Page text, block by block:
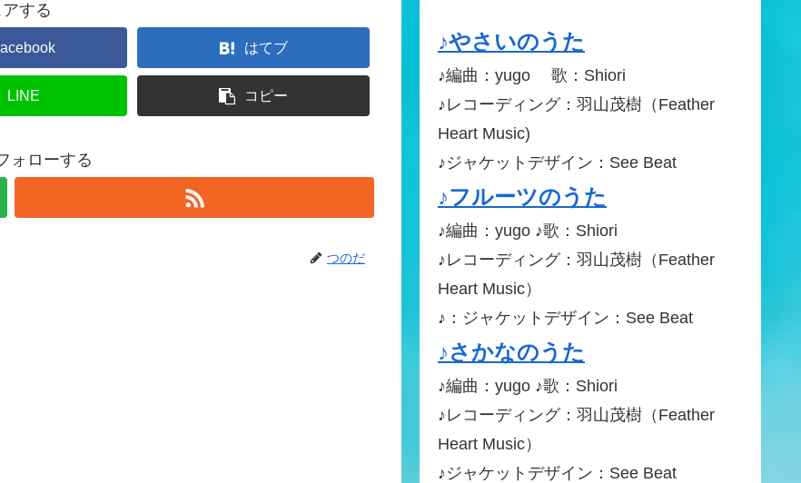
する
はてブ
LINE コピー
ォローする
つのだ
♪やさいのうた
♪編曲：yugo 歌：Shiori
♪レコーディング：羽山茂樹（Feather
Heart Music)
♪ジャケットデザイン：See Beat
♪フルーツのうた
♪編曲：yugo ♪歌：Shiori
♪レコーディング：羽山茂樹（Feather
Heart Music）
♪：ジャケットデザイン：See Beat
♪さかなのうた
♪編曲：yugo ♪歌：Shiori
♪レコーディング：羽山茂樹（Feather
Heart Music）
♪ジャケットデザイン：See Beat